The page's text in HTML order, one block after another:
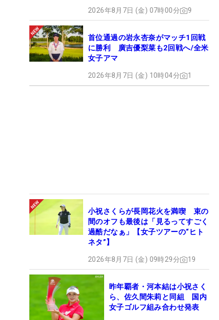
2026年8月7日 (金) 07時00分 9
首位通過の岩永杏奈がマッチ1回戦
に勝利 廣吉優梨菜も2回戦へ/全米
女子アマ
2026年8月7日 (金) 10時04分 1
小祝さくらが長岡花火を満喫 束の
間のオフも最後は「見るってすごく
過酷だなぁ」【女子ツアーの“ヒト
ネタ”】
2026年8月7日 (金) 09時29分 19
昨年覇者・河本結は小祝さく
ら、佐久間朱莉と同組 国内
女子ゴルフ組み合わせ発表